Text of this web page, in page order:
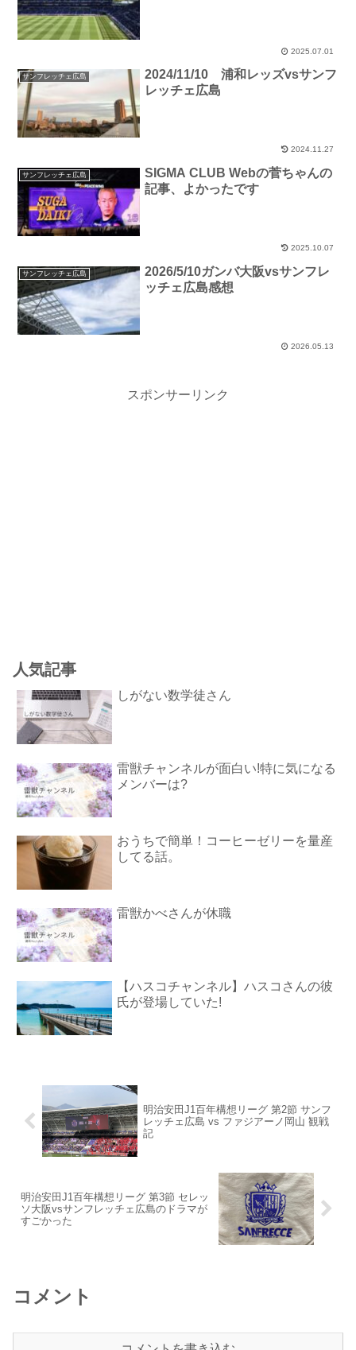
2025.07.01
サンフレッチェ広島
2024/11/10 浦和レッズvsサンフ
レッチェ広島
2024.11.27
サンフレッチェ広島
SIGMA CLUB Webの菅ちゃんの
記事、よかったです
2025.10.07
サンフレッチェ広島
2026/5/10ガンバ大阪vsサンフレ
ッチェ広島感想
2026.05.13
スポンサーリンク
人気記事
しがない数学徒さん
雷獣チャンネルが面白い!特に気になる
メンバーは?
おうちで簡単！コーヒーゼリーを量産
してる話。
雷獣かべさんが休職
【ハスコチャンネル】ハスコさんの彼
氏が登場していた!
明治安田J1百年構想リーグ 第2節 サンフ
レッチェ広島 vs ファジアーノ岡山 観戦
記
明治安田J1百年構想リーグ 第3節 セレッ
ソ大阪vsサンフレッチェ広島のドラマが
すごかった
コメント